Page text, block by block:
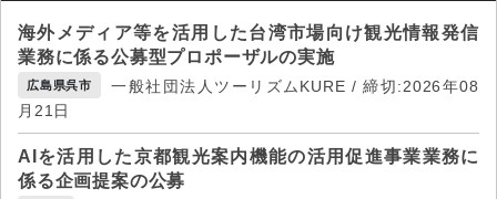
海外メディア等を活用した台湾市場向け観光情報発信
業務に係る公募型プロポーザルの実施
広島県呉市
一般社団法人ツーリズムKURE / 締切:2026年08
月21日
AIを活用した京都観光案内機能の活用促進事業業務に
係る企画提案の公募